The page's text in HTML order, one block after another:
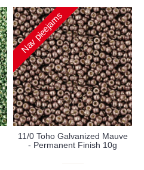
Nav pieejams
11/0 Toho Galvanized Mauve
- Permanent Finish 10g